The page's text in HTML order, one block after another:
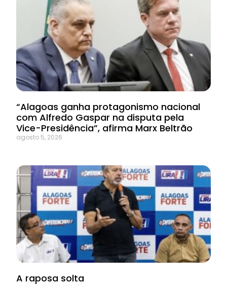
“Alagoas ganha protagonismo nacional
com Alfredo Gaspar na disputa pela
Vice-Presidência”, afirma Marx Beltrão
agosto 5, 2026
A raposa solta